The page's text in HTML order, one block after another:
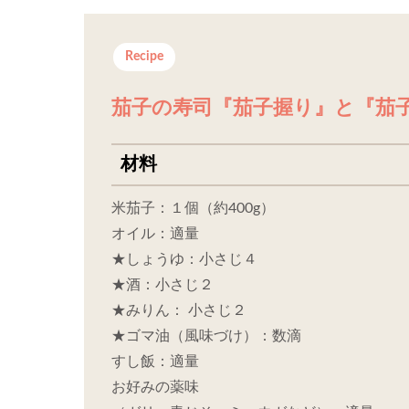
Recipe
茄子の寿司『茄子握り』と『茄
材料
米茄子：１個（約400g）
オイル：適量
★しょうゆ：小さじ４
★酒：小さじ２
★みりん： 小さじ２
★ゴマ油（風味づけ）：数滴
すし飯：適量
お好みの薬味